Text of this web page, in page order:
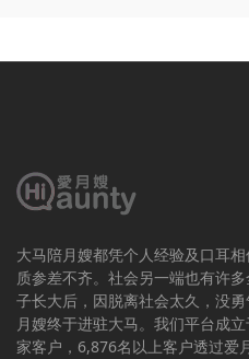
大马陪月嫂都凭个人经验及口耳
质参差不齐。社会另一端也有许
子长大后，因脱离社会太久，没
月嫂终于进驻大马。我们平台成
家客户，6,876名以上客户透过爱